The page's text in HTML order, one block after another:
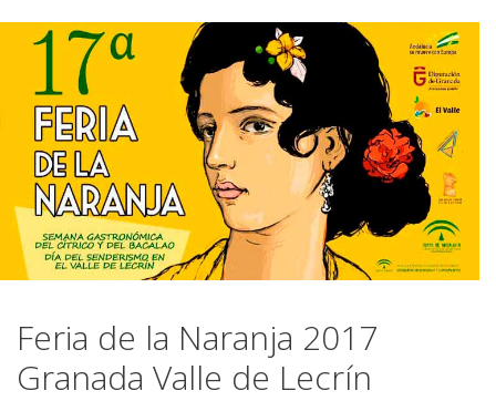
Feria de la Naranja 2017
Granada Valle de Lecrín